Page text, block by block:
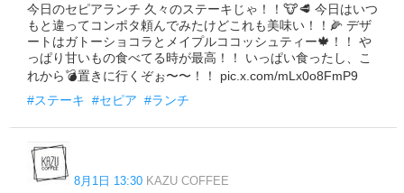
今日のセピアランチ 久々のステーキじゃ！！🐮🥩 今日はいつ
もと違ってコンポタ頼んでみたけどこれも美味い！！🌽 デザ
ートはガトーショコラとメイプルココッシュティー🍁！！ や
っぱり甘いもの食べてる時が最高！！ いっぱい食ったし、こ
れから💣置きに行くぞぉ〜〜！！ pic.x.com/mLx0o8FmP9
#ステーキ #セピア #ランチ
8月1日 13:30 KAZU COFFEE